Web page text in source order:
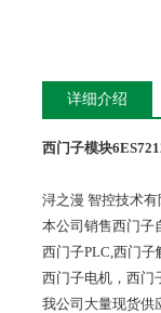
详细介绍
西门子模块
浔之漫 智控技术
本公司销售西门子
西门子PLC,西门
西门子电机，西门
我公司大量现货供